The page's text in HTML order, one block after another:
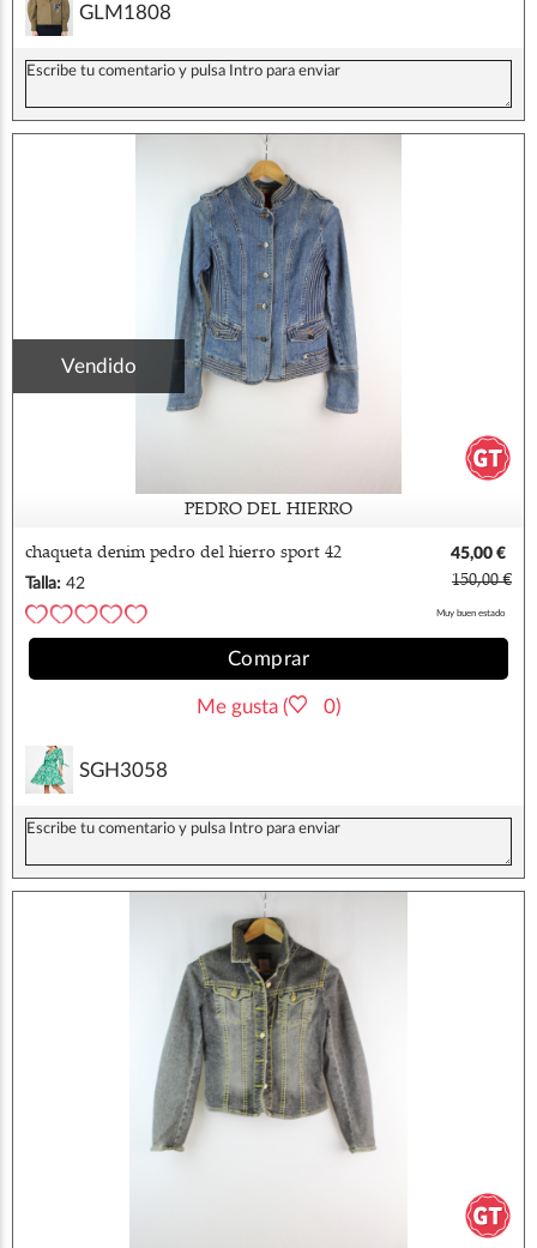
GLM1808
Vendido
PEDRO DEL HIERRO
chaqueta denim pedro del hierro sport 42
45,00 €
Talla: 42 150,00 €
Muy buen estado
Comprar
Me gusta ( 0)
SGH3058